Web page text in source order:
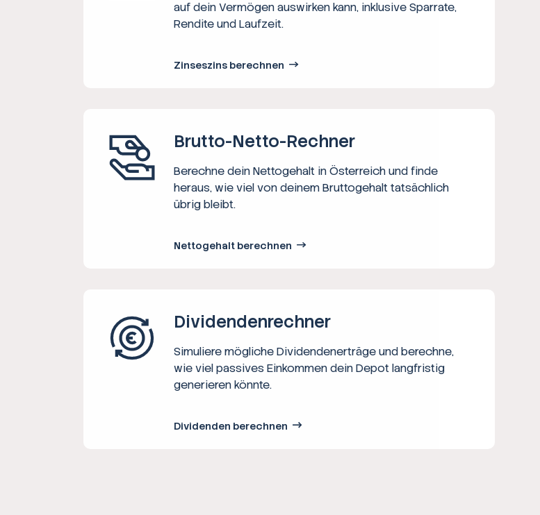
auf dein Vermögen auswirken kann, inklusive Sparrate,
Rendite und Laufzeit.
Zinseszins berechnen
Brutto-Netto-­Rechner
Berechne dein Nettogehalt in Österreich und finde
heraus, wie viel von deinem Bruttogehalt tatsächlich
übrig bleibt.
Nettogehalt berechnen
Dividenden­rechner
Simuliere mögliche Dividendenerträge und berechne,
wie viel passives Einkommen dein Depot langfristig
generieren könnte.
Dividenden berechnen